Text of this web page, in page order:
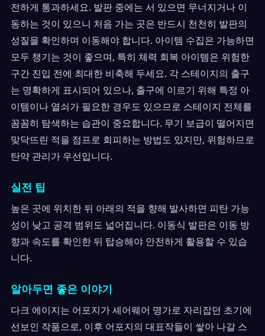
전하게 통과하세요. 발판 중에는 서 있으면 무너지거나 이
동하는 것이 있으니 처음 가는 곳은 반드시 천천히 발판의
성질을 확인하며 이동해야 합니다. 아이템 수집은 가능하면
모두 챙기는 것이 좋으며, 특히 체력 회복 아이템은 위험한
구간 진입 전에 최대한 비축해 두세요. 각 스테이지의 출구
는 명확하게 표시되어 있으나, 출구에 이르기 위해 특정 아
이템이나 열쇠가 필요한 경우도 있으므로 스테이지 전체를
꼼꼼히 탐색하는 습관이 중요합니다. 무기 보급이 떨어지면
맞닥뜨린 적을 점프로 회피하는 방법도 있지만, 위험하므로
탄약 관리가 우선입니다.
실전 팁
높은 곳에 위치한 뒤 아래의 적을 향해 발사하면 피탄 가능
성이 낮고 공격 범위도 넓어집니다. 이동식 발판은 이동 방
향과 속도를 확인한 뒤 탑승해야 안전하게 활용할 수 있습
니다.
알아두면 좋은 이야기
다크 에이지는 어포지가 셰어웨어 명가로 자리잡던 초기에
선보인 작품으로, 이후 어포지의 대표작들이 쌓아 나갈 스